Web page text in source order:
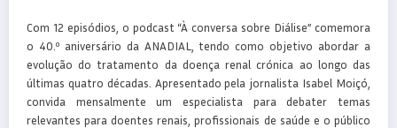
Com 12 episódios, o podcast “À conversa sobre Diálise” comemora
o 40.º aniversário da ANADIAL, tendo como objetivo abordar a
evolução do tratamento da doença renal crónica ao longo das
últimas quatro décadas. Apresentado pela jornalista Isabel Moiçó,
convida mensalmente um especialista para debater temas
relevantes para doentes renais, profissionais de saúde e o público